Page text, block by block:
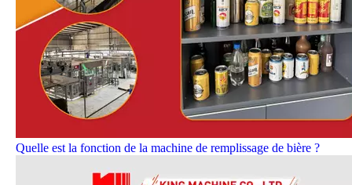
Quelle est la fonction de la machine de remplissage de bière ?